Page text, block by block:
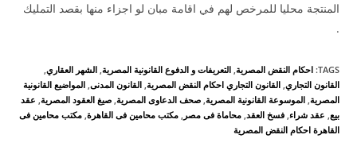
المنتجة محليا للمرخص لهم في اقامة مبان لو اجزاء منها بقصد التمليك
.
TAGS
:احكام النقض المصرية, التعريفات و الدفوع القانونية المصرية, الشهر العقاري,
القانون التجاري, القانون التجاري احكام النقض المصرية, القانون المدنى, المواضيع القانونية
المصرية, الموسوعة القانونية المصرية, صحف الدعاوى المصرية, صيغ العقود المصرية, عقد
بيع, عقد شراء, فسخ العقد, محاماة فى مصر , مكتب محامين فى القاهرة, مكتب محامين فى
القاهرة احكام النقض المصرية